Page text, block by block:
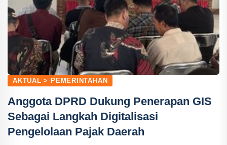
AKTUAL > PEMERINTAHAN
Anggota DPRD Dukung Penerapan GIS
Sebagai Langkah Digitalisasi
Pengelolaan Pajak Daerah